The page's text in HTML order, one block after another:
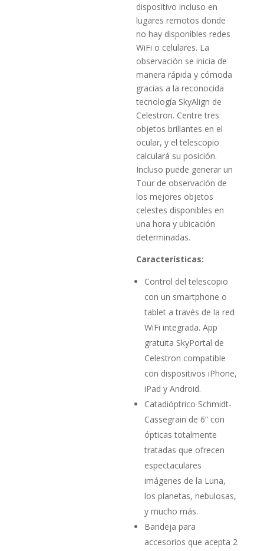
dispositivo incluso en
lugares remotos donde
no hay disponibles redes
WiFi o celulares. La
observación se inicia de
manera rápida y cómoda
gracias a la reconocida
tecnología SkyAlign de
Celestron. Centre tres
objetos brillantes en el
ocular, y el telescopio
calculará su posición.
Incluso puede generar un
Tour de observación de
los mejores objetos
celestes disponibles en
una hora y ubicación
determinadas.
Características:
Control del telescopio
con un smartphone o
tablet a través de la red
WiFi integrada. App
gratuita SkyPortal de
Celestron compatible
con dispositivos iPhone,
iPad y Android.
Catadióptrico Schmidt-
Cassegrain de 6” con
ópticas totalmente
tratadas que ofrecen
espectaculares
imágenes de la Luna,
los planetas, nebulosas,
y mucho más.
Bandeja para
accesorios que acepta 2